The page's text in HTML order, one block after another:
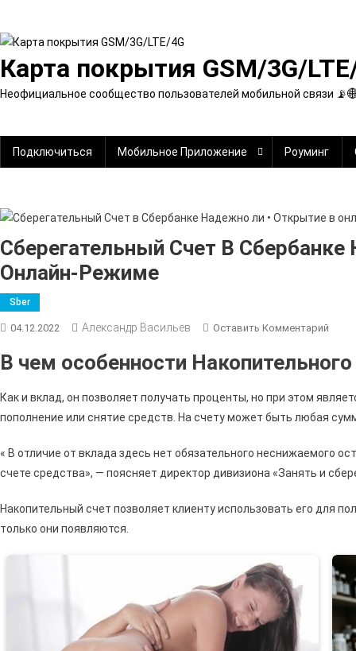
содержимому
Карта покрытия GSM/3G/
Неофициальное сообщество пользователей мобильной связи
Подключиться Мобильное Приложение Роуминг
Сберегательный Счет В
Онлайн-Режиме
Sber
04.12.2022 Александр Васильев Оставить Комментарий
Счет
•
В чем особенности
Как и вклад, он позволяет получать проценты, но при этом
пополнение или снятие средств. На счету может быть любая
« В отличие от вклада здесь нет обязательного неснижаемого
счете средства», — поясняет директор дивизиона «Занять и
Накопительный счет позволяет клиенту использовать его для
только они появляются.